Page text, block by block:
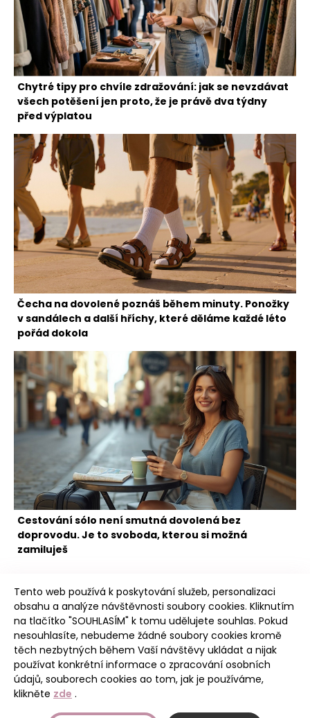
Chytré tipy pro chvíle zdražování: jak se nevzdávat
všech potěšení jen proto, že je právě dva týdny
před výplatou
Čecha na dovolené poznáš během minuty. Ponožky
v sandálech a další hříchy, které děláme každé léto
pořád dokola
Cestování sólo není smutná dovolená bez
doprovodu. Je to svoboda, kterou si možná
zamiluješ
Poudree
Úvod
Tento web používá k poskytování služeb, personalizaci
obsahu a analýze návštěvnosti soubory cookies. Kliknutím
na tlačítko "SOUHLASÍM" k tomu udělujete souhlas. Pokud
nesouhlasíte, nebudeme žádné soubory cookies kromě
těch nezbytných během Vaší návštěvy ukládat a nijak
používat konkrétní informace o zpracování osobních
údajů, souborech cookies ao tom, jak je používáme,
klikněte zde .